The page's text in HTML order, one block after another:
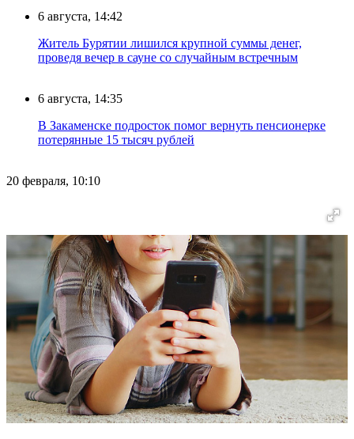
6 августа, 14:42
Житель Бурятии лишился крупной суммы денег,
проведя вечер в сауне со случайным встречным
6 августа, 14:35
В Закаменске подросток помог вернуть пенсионерке
потерянные 15 тысяч рублей
20 февраля, 10:10